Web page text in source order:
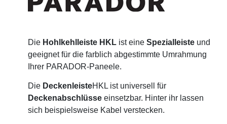
Die Hohlkehlleiste HKL ist eine Spezialleiste und
geeignet für die farblich abgestimmte Umrahmung
Ihrer PARADOR-Paneele.
Die DeckenleisteHKL ist universell für
Deckenabschlüsse einsetzbar. Hinter ihr lassen
sich beispielsweise Kabel verstecken.